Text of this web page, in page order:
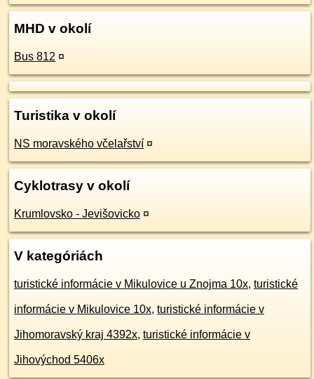
MHD v okolí
Bus 812 ¤
Turistika v okolí
NS moravského včelařství ¤
Cyklotrasy v okolí
Krumlovsko - Jevišovicko ¤
V kategóriách
turistické informácie v Mikulovice u Znojma 10x, turistické
informácie v Mikulovice 10x, turistické informácie v
Jihomoravský kraj 4392x, turistické informácie v
Jihovýchod 5406x